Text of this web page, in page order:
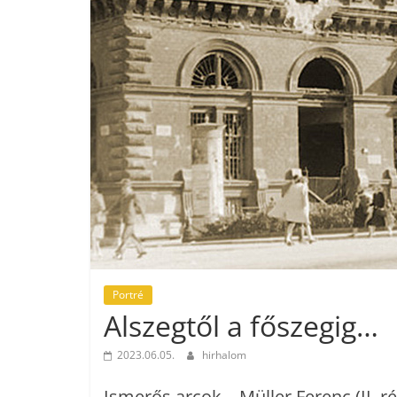
Portré
Alszegtől a főszegig…
2023.06.05. hirhalom